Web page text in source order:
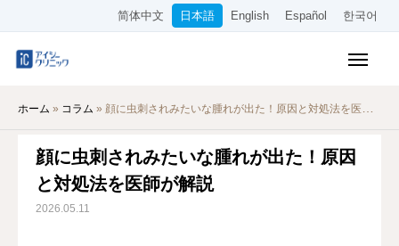
简体中文 日本語 English Español 한국어
ホーム » コラム » 顔に虫刺されみたいな腫れが出た！原因と対処法を医師が解説
顔に虫刺されみたいな腫れが出た！原因
と対処法を医師が解説
2026.05.11
料金表
オンライン診療